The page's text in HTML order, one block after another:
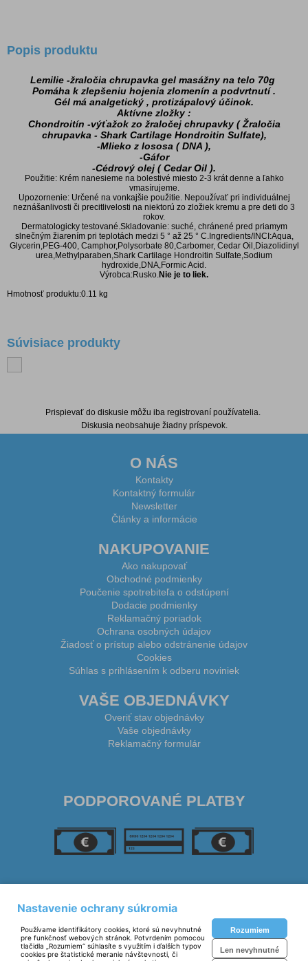
Popis produktu
Lemilie -žraločia chrupavka gel masážny na telo 70g
Pomáha k zlepšeniu hojenia zlomenín a podvrtnutí .
Gél má analgetický , protizápalový účinok.
Aktívne zložky :
Chondroitín -výťažok zo žraločej chrupavky ( Žraločia
chrupavka - Shark Cartilage Hondroitin Sulfate),
-Mlieko z lososa ( DNA ),
-Gáfor
-Cédrový olej ( Cedar Oil ).
Použitie: Krém nanesieme na bolestivé miesto 2-3 krát denne a ľahko
vmasírujeme.
Upozornenie: Určené na vonkajšie použitie. Nepoužívať pri individuálnej
neznášanlivosti či precitlivelosti na niektorú zo zložiek kremu a pre deti do 3
rokov.
Dermatologicky testované.Skladovanie: suché, chránené pred priamym
slnečným žiarením pri teplotách medzi 5 ° až 25 ° C.Ingredients/INCI:Aqua,
Glycerin,PEG-400, Camphor,Polysorbate 80,Carbomer, Cedar Oil,Diazolidinyl
urea,Methylparaben,Shark Cartilage Hondroitin Sulfate,Sodium
hydroxide,DNA,Formic Acid.
Výrobca:Rusko.Nie je to liek.
Hmotnosť produktu:0.11 kg
Súvisiace produkty
Prispievať do diskusie môžu iba registrovaní používatelia.
Diskusia neobsahuje žiadny príspevok.
O NÁS
Kontakty
Kontaktný formulár
Newsletter
Články a informácie
NAKUPOVANIE
Ako nakupovať
Obchodné podmienky
Poučenie spotrebiteľa o odstúpení
Dodacie podmienky
Reklamačný poriadok
Ochrana osobných údajov
Žiadosť o prístup alebo odstránenie údajov
Cookies
Súhlas s prihlásením k odberu noviniek
VAŠE OBJEDNÁVKY
Overiť stav objednávky
Vaše objednávky
Reklamačný formulár
PODPOROVANÉ PLATBY
Nastavenie ochrany súkromia
Používame identifikátory cookies, ktoré sú nevyhnutné
pre funkčnosť webových stránok. Potvrdením pomocou
tlačidla „Rozumiem“ súhlasíte s využitím i ďalších typov
cookies pre štatistické meranie návštevnosti, či
Rozumiem
Len nevyhnutné